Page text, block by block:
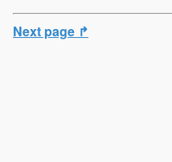
Next page ↱